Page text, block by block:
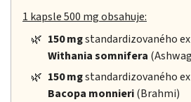
1 kapsle 500 mg obsahuje:
🌿 150 mgstandardizovaného
Withania somnifera
🌿 150 mgstandardizovaného
Bacopa monnieri(Brahmi)